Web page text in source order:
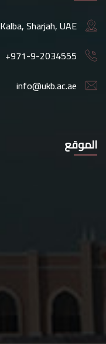
Kalba, Sharjah, UAE
+971-9-2034555
info@ukb.ac.ae
الموقع